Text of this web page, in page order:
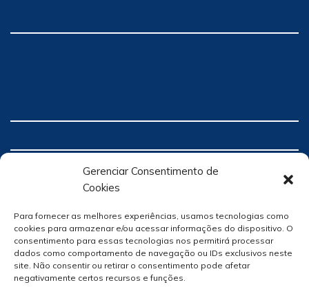
Gerenciar Consentimento de
Cookies
Para fornecer as melhores experiências, usamos tecnologias como
cookies para armazenar e/ou acessar informações do dispositivo. O
consentimento para essas tecnologias nos permitirá processar
dados como comportamento de navegação ou IDs exclusivos neste
site. Não consentir ou retirar o consentimento pode afetar
negativamente certos recursos e funções.